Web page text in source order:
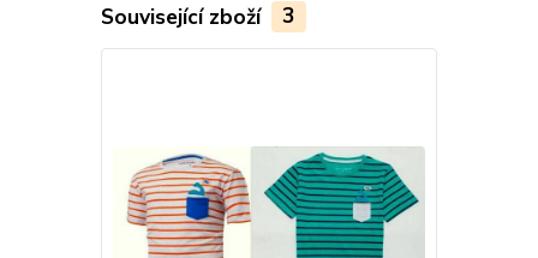
Související zboží 3